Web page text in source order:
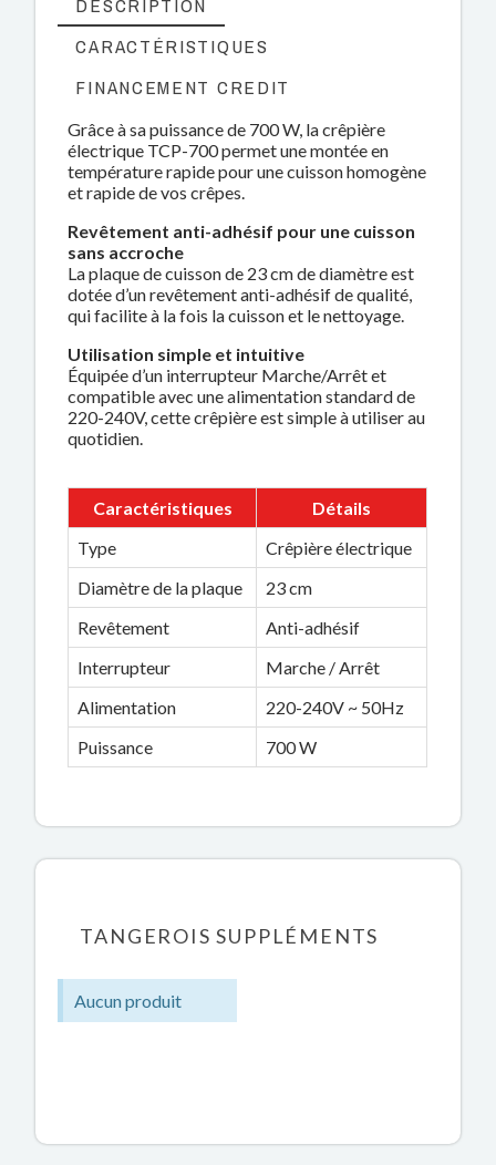
CARACTÉRISTIQUES
FINANCEMENT CREDIT
Grâce à sa puissance de 700 W, la crêpière
électrique TCP-700 permet une montée en
température rapide pour une cuisson homogène
et rapide de vos crêpes.
Revêtement anti-adhésif pour une cuisson
sans accroche
La plaque de cuisson de 23 cm de diamètre est
dotée d’un revêtement anti-adhésif de qualité,
qui facilite à la fois la cuisson et le nettoyage.
Utilisation simple et intuitive
Équipée d’un interrupteur Marche/Arrêt et
compatible avec une alimentation standard de
220-240V, cette crêpière est simple à utiliser au
quotidien.
Caractéristiques
Détails
Type
Crêpière électrique
Diamètre de la plaque
23 cm
Revêtement
Anti-adhésif
Interrupteur
Marche / Arrêt
Alimentation
220-240V ~ 50Hz
Puissance
700 W
TANGEROIS SUPPLÉMENTS
Aucun produit